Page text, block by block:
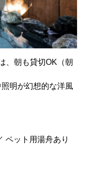
、朝も貸切OK（朝
明が幻想的な洋風
ペット用湯舟あり